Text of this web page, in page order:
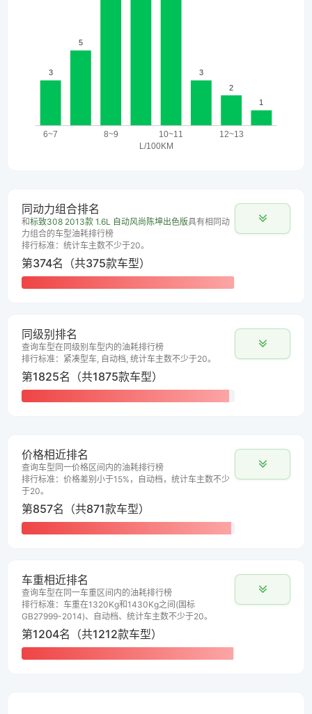
同动力组合排名
和标致308 2013款 1.6L 自动风尚陈坤出色版具有相同动
力组合的车型油耗排行榜
排行标准：统计车主数不少于20。
第374名（共375款车型）
同级别排名
查询车型在同级别车型内的油耗排行榜
排行标准：紧凑型车, 自动档, 统计车主数不少于20。
第1825名（共1875款车型）
价格相近排名
查询车型同一价格区间内的油耗排行榜
排行标准：价格差别小于15%，自动档，统计车主数不少
于20。
第857名（共871款车型）
车重相近排名
查询车型在同一车重区间内的油耗排行榜
排行标准：车重在1320Kg和1430Kg之间(国标
GB27999-2014)、自动档、统计车主数不少于20。
第1204名（共1212款车型）